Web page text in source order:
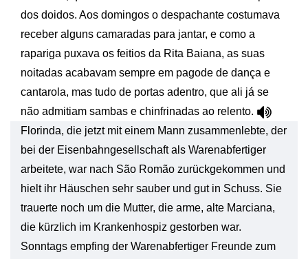
dos doidos. Aos domingos o despachante costumava
receber alguns camaradas para jantar, e como a
rapariga puxava os feitios da Rita Baiana, as suas
noitadas acabavam sempre em pagode de dança e
cantarola, mas tudo de portas adentro, que ali já se
não admitiam sambas e chinfrinadas ao relento.
Florinda, die jetzt mit einem Mann zusammenlebte, der
bei der Eisenbahngesellschaft als Warenabfertiger
arbeitete, war nach São Romão zurückgekommen und
hielt ihr Häuschen sehr sauber und gut in Schuss. Sie
trauerte noch um die Mutter, die arme, alte Marciana,
die kürzlich im Krankenhospiz gestorben war.
Sonntags empfing der Warenabfertiger Freunde zum